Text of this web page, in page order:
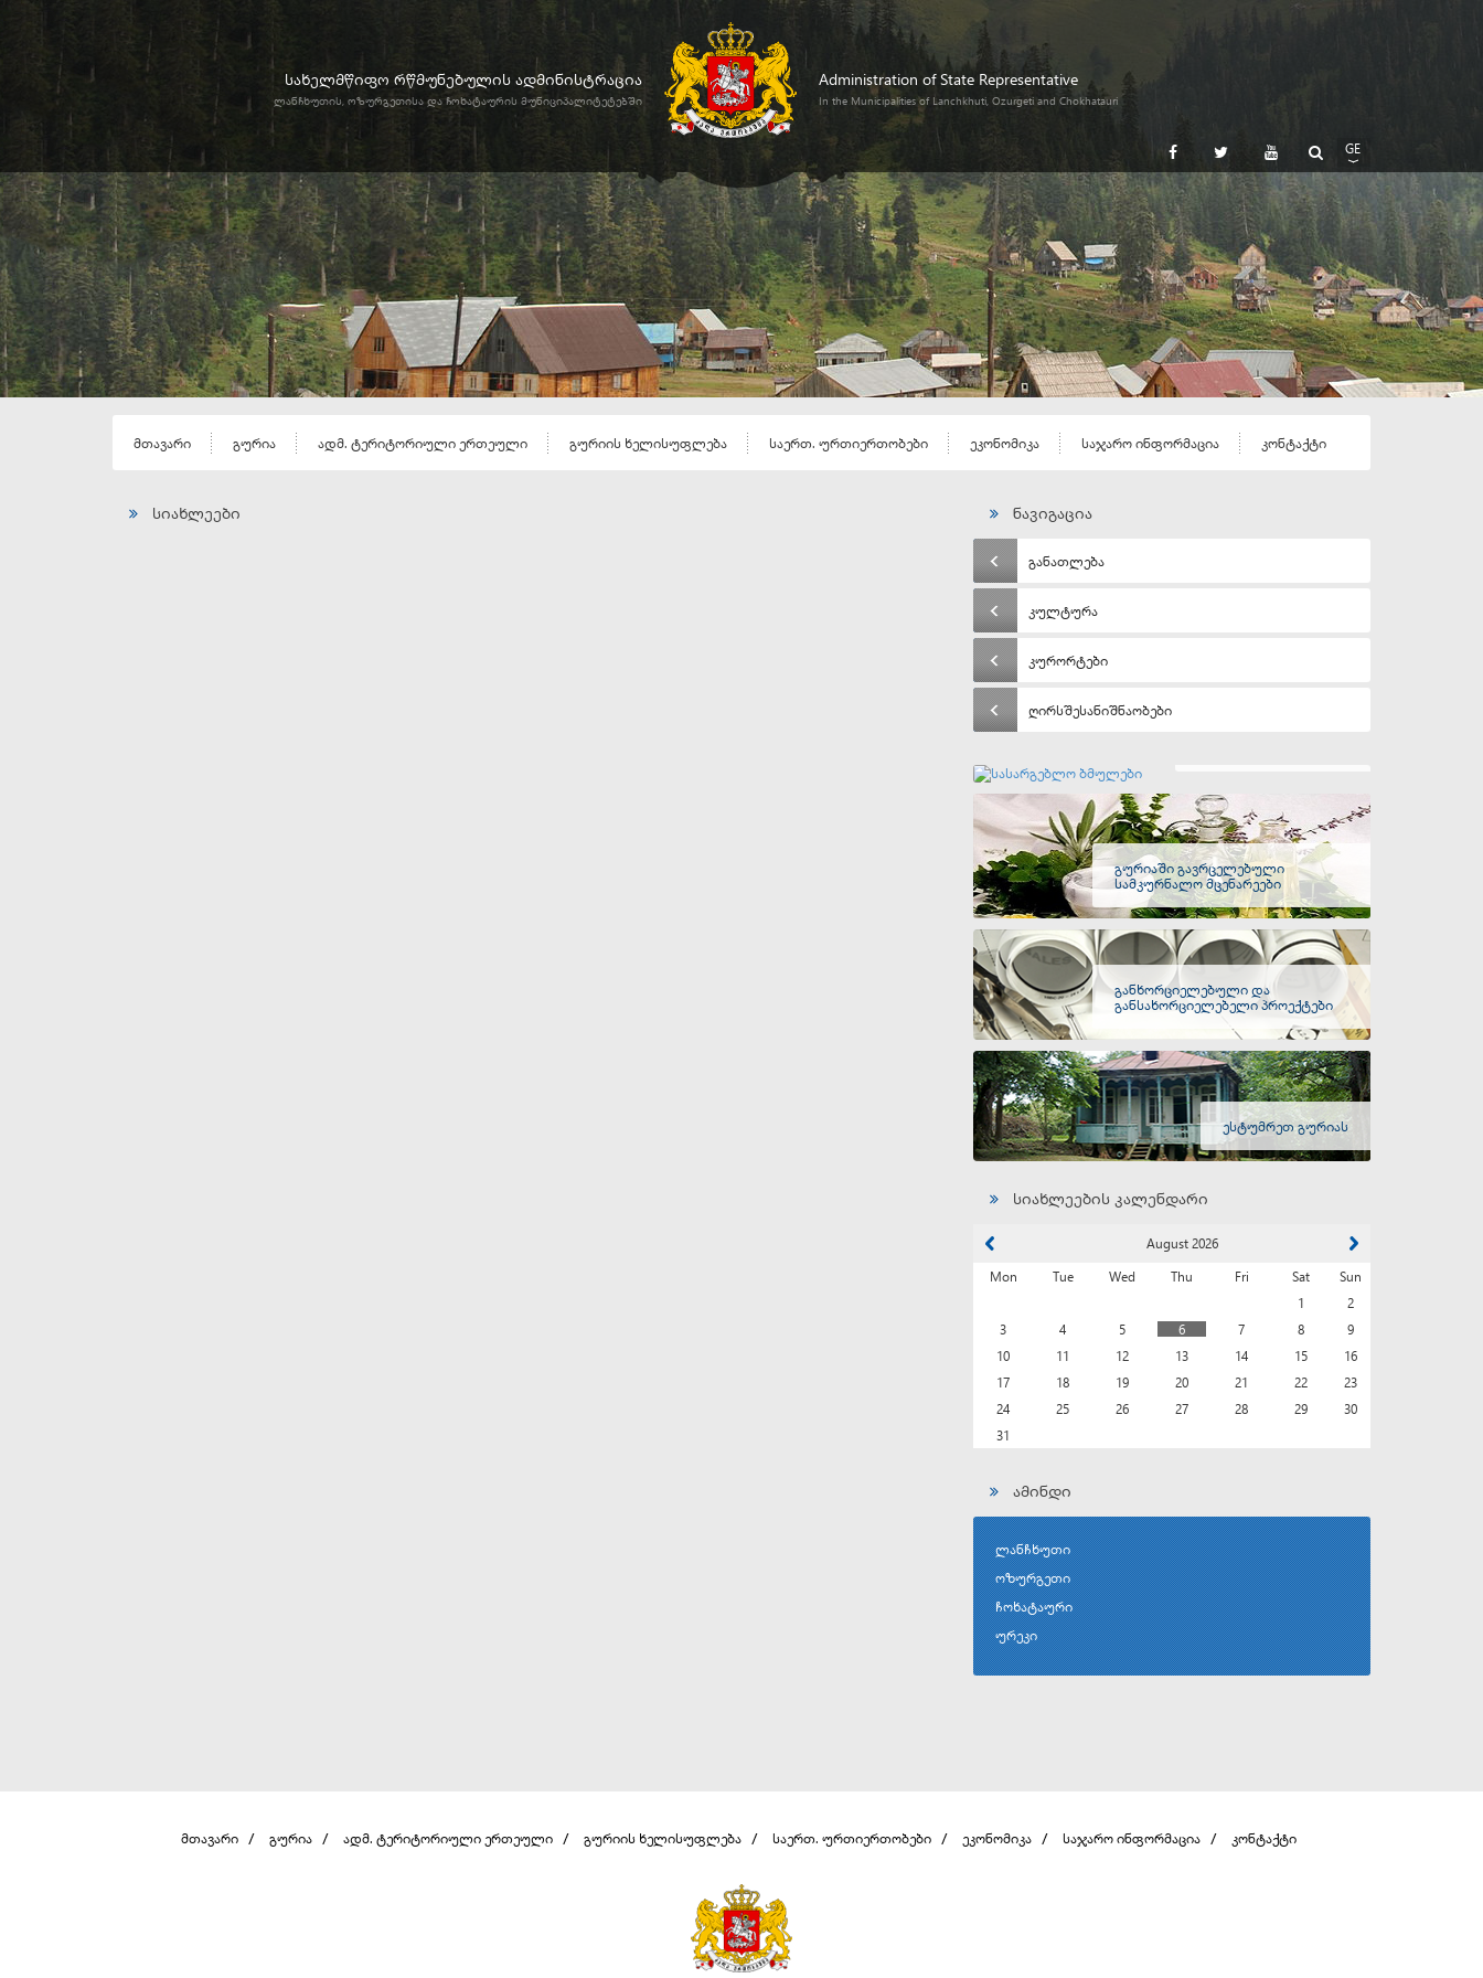
სახელმწიფო რწმუნებულის ადმინისტრაცია
ლანჩხუთის, ოზურგეთისა და ჩოხატაურის მუნიციპალიტეტებში
Administration of State Representative
In the Municipalities of Lanchkhuti, Ozurgeti and Chokhatauri
GE
EN
RU
მთავარი გურია ადმ. ტერიტორიული ერთეული გურიის ხელისუფლება საერთ. ურთიერთობები ეკონომიკა საჯარო ინფორმაცია კონტაქტი
სიახლეები ნავიგაცია
განათლება
კულტურა
კურორტები
ღირსშესანიშნაობები
გურიაში გავრცელებული
სამკურნალო მცენარეები
განხორციელებული და
განსახორციელებელი პროექტები
ესტუმრეთ გურიას
სიახლეების კალენდარი
August 2026
Mon
Tue Wed Thu Fri Sat
Sun
1
2
3
4 5 6 7 8
9
10
11 12 13 14 15
16
17
18 19 20 21 22
23
24
25 26 27 28 29
30
31
ამინდი
ლანჩხუთი
ოზურგეთი
ჩოხატაური
ურეკი
მთავარი გურია ადმ. ტერიტორიული ერთეული გურიის ხელისუფლება საერთ. ურთიერთობები ეკონომიკა საჯარო ინფორმაცია კონტაქტი